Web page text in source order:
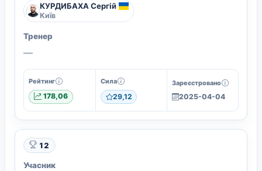
КУРДИБАХА Сергій
Київ
Тренер
—
Рейтинг
178,06
Сила
29,12
Зареєстровано
2025-04-04
12
Учасник